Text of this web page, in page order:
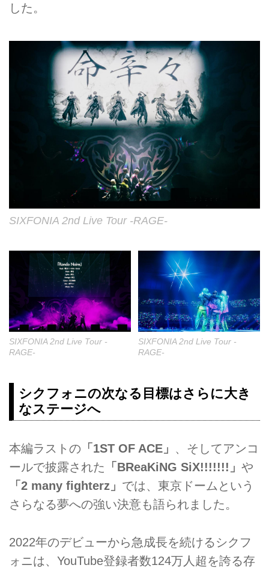
した。
SIXFONIA 2nd Live Tour -RAGE-
SIXFONIA 2nd Live Tour -
RAGE-
SIXFONIA 2nd Live Tour -
RAGE-
シクフォニの次なる目標はさらに大き
なステージへ
本編ラストの 「1ST OF ACE」 、そしてアンコ
ールで披露された 「BReaKiNG SiX!!!!!!!」 や
「2 many fighterz」 では、東京ドームという
さらなる夢への強い決意も語られました。
2022年のデビューから急成長を続けるシクフ
ォニは、YouTube登録者数124万人超を誇る存